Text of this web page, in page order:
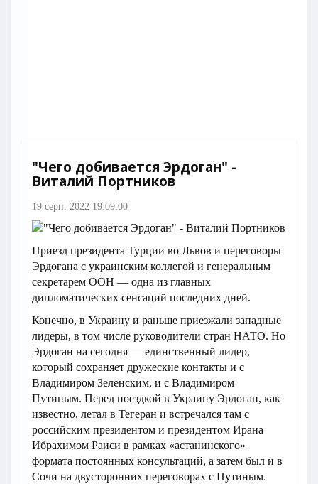
"Чего добивается Эрдоган" -
Виталий Портников
19 серп. 2022 19:09:00
Приезд президента Турции во Львов и переговоры
Эрдогана с украинским коллегой и генеральным
секретарем ООН — одна из главных
дипломатических сенсаций последних дней.
Конечно, в Украину и раньше приезжали западные
лидеры, в том числе руководители стран НАТО. Но
Эрдоган на сегодня — единственный лидер,
который сохраняет дружеские контакты и с
Владимиром Зеленским, и с Владимиром
Путиным. Перед поездкой в Украину Эрдоган, как
известно, летал в Тегеран и встречался там с
российским президентом и президентом Ирана
Ибрахимом Раиси в рамках «астанинского»
формата постоянных консультаций, а затем был и в
Сочи на двусторонних переговорах с Путиным.